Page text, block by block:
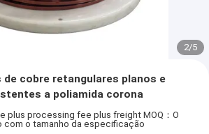
2/5
de cobre retangulares planos e
a poliamida corona
plus processing fee plus freight MOQ：O
com o tamanho da especificação